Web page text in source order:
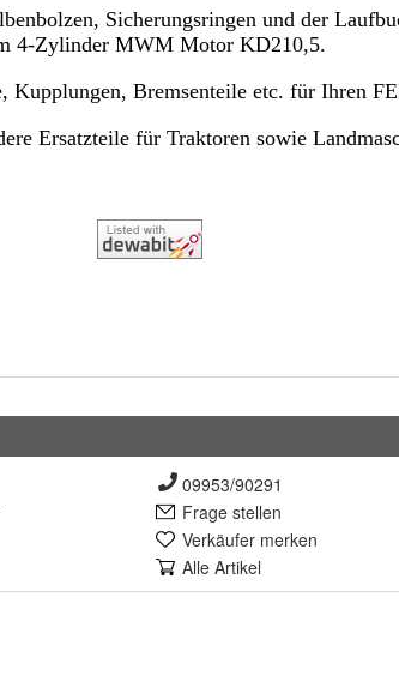
09953/90291
Frage stellen
Verkäufer merken
Alle Artikel